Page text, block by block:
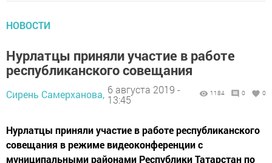
НОВОСТИ
Нурлатцы приняли участие в работе
республиканского совещания
Сирень Самерханова, 6 августа 2019 -
13:45
1184 0 0
Нурлатцы приняли участие в работе республиканского
совещания в режиме видеоконференции с
муниципальными районами Республики Татарстан по